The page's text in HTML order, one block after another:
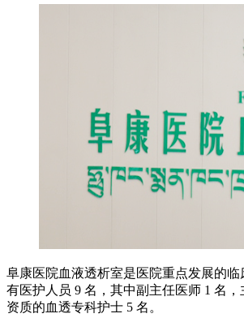
阜康医院血液透析室是医院重点发展的
有医护人员 9 名，其中副主任医师 1 名
资质的血透专科护士 5 名。